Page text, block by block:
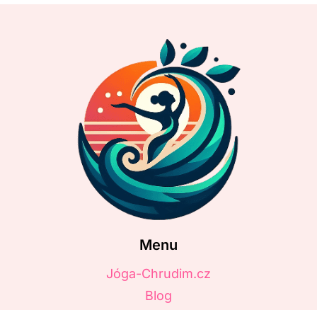
Menu
Jóga-Chrudim.cz
Blog